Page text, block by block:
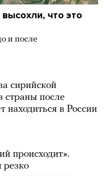
что это
и после
сирийской
страны после
находиться в России
происходит».
резко